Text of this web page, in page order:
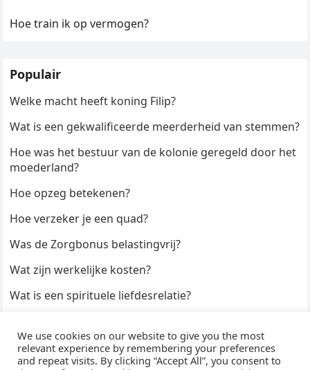
Hoe train ik op vermogen?
Populair
Welke macht heeft koning Filip?
Wat is een gekwalificeerde meerderheid van stemmen?
Hoe was het bestuur van de kolonie geregeld door het
moederland?
Hoe opzeg betekenen?
Hoe verzeker je een quad?
Was de Zorgbonus belastingvrij?
Wat zijn werkelijke kosten?
Wat is een spirituele liefdesrelatie?
Hoe duur zijn Keukendeurtjes?
We use cookies on our website to give you the most
relevant experience by remembering your preferences
and repeat visits. By clicking “Accept All”, you consent to